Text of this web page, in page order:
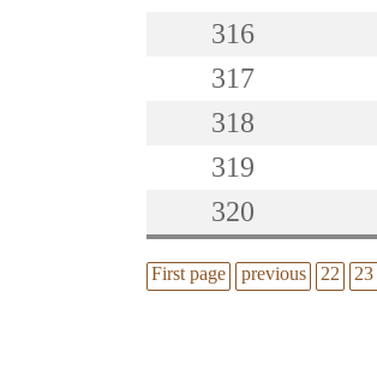
316
317
318
319
320
First page previous 22 23